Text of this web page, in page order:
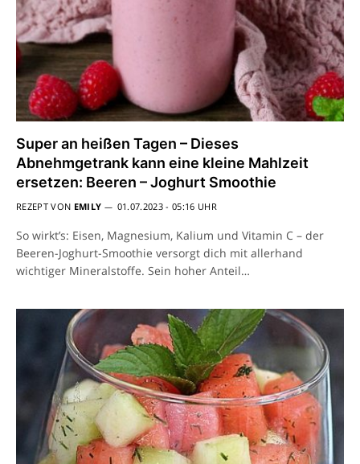
Super an heißen Tagen – Dieses
Abnehmgetrank kann eine kleine Mahlzeit
ersetzen: Beeren – Joghurt Smoothie
REZEPT VON EMILY 01.07.2023 - 05:16 UHR
So wirkt’s: Eisen, Magnesium, Kalium und Vitamin C – der
Beeren-Joghurt-Smoothie versorgt dich mit allerhand
wichtiger Mineralstoffe. Sein hoher Anteil…